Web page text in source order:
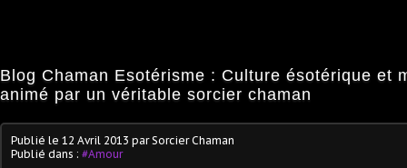
Blog Chaman Esotérisme : Culture ésotérique et
animé par un véritable sorcier chaman
Publié le 12 Avril 2013 par Sorcier Chaman
Publié dans : #Amour